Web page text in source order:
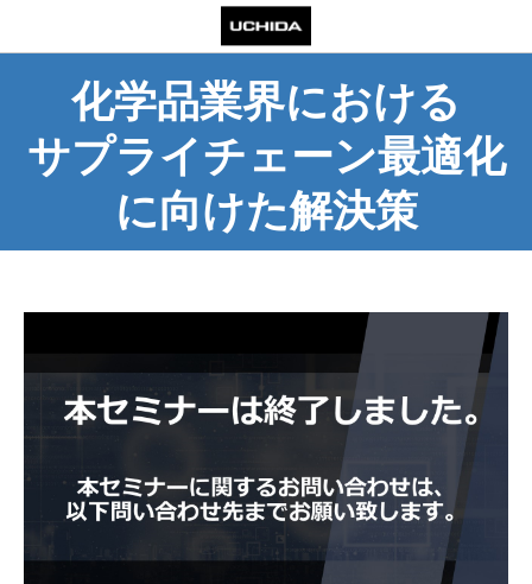
化学品業界における
サプライチェーン最適化
に向けた解決策